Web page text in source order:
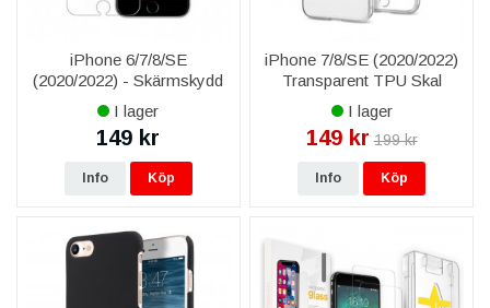
iPhone 6/7/8/SE
(2020/2022) - Skärmskydd
Härdat Japan Glas 0.2mm
I lager
149 kr
Info Köp
iPhone 7/8/SE (2020/2022)
Transparent TPU Skal
I lager
149 kr 199 kr
Info Köp